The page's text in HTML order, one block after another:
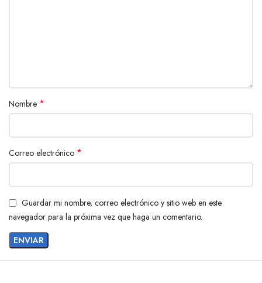
Nombre *
Correo electrónico *
Guardar mi nombre, correo electrónico y sitio web en este
navegador para la próxima vez que haga un comentario.